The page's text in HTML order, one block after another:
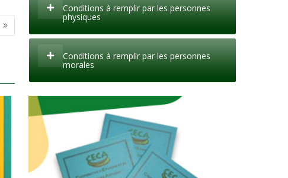
Conditions à remplir par les personnes
physiques
Conditions à remplir par les personnes
morales